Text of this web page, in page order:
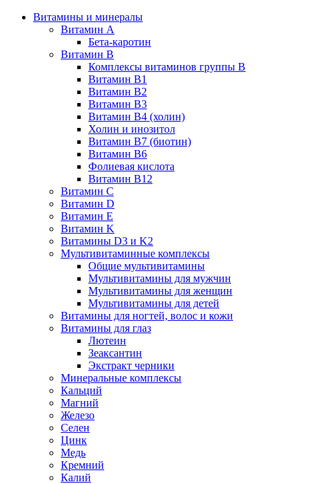
Витамины и минералы
Витамин A
Бета-каротин
Витамин B
Комплексы витаминов группы B
Витамин B1
Витамин B2
Витамин B3
Витамин B4 (холин)
Холин и инозитол
Витамин B7 (биотин)
Витамин B6
Фолиевая кислота
Витамин B12
Витамин C
Витамин D
Витамин E
Витамин K
Витамины D3 и K2
Мультивитаминные комплексы
Общие мультивитамины
Мультивитамины для мужчин
Мультивитамины для женщин
Мультивитамины для детей
Витамины для ногтей, волос и кожи
Витамины для глаз
Лютеин
Зеаксантин
Экстракт черники
Минеральные комплексы
Кальций
Магний
Железо
Селен
Цинк
Медь
Кремний
Калий